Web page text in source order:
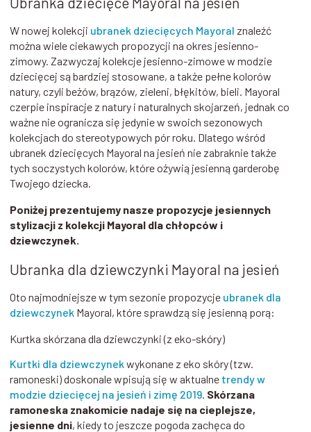
W nowej kolekcji ubranek dziecięcych Mayoral znaleźć
można wiele ciekawych propozycji na okres jesienno-
zimowy. Zazwyczaj kolekcje jesienno-zimowe w modzie
dziecięcej są bardziej stosowane, a także pełne kolorów
natury, czyli beżów, brązów, zieleni, błękitów, bieli. Mayoral
czerpie inspiracje z natury i naturalnych skojarzeń, jednak co
ważne nie ogranicza się jedynie w swoich sezonowych
kolekcjach do stereotypowych pór roku. Dlatego wśród
ubranek dziecięcych Mayoral na jesień nie zabraknie także
tych soczystych kolorów, które ożywią jesienną garderobę
Twojego dziecka.
Poniżej prezentujemy nasze propozycje jesiennych
stylizacji z kolekcji Mayoral dla chłopców i
dziewczynek.
Ubranka dla dziewczynki Mayoral na jesień
Oto najmodniejsze w tym sezonie propozycje ubranek dla
dziewczynek Mayoral, które sprawdzą się jesienną porą:
Kurtka skórzana dla dziewczynki (z eko-skóry)
Kurtki dla dziewczynek wykonane z eko skóry (tzw.
ramoneski) doskonale wpisują się w aktualne trendy w
modzie dziecięcej na jesień i zimę 2019. Skórzana
ramoneska znakomicie nadaje się na cieplejsze,
jesienne dni, kiedy to jeszcze pogoda zachęca do